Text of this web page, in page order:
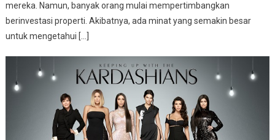
mereka. Namun, banyak orang mulai mempertimbangkan
berinvestasi properti. Akibatnya, ada minat yang semakin besar
untuk mengetahui […]